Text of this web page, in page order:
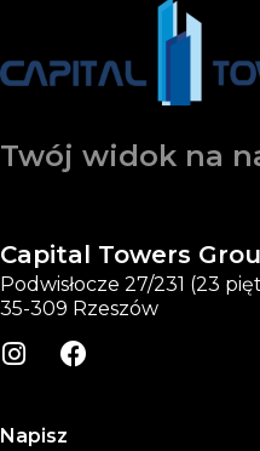
Twój widok na
Capital Towers
Podwisłocze 27/231 (23
35-309 Rzeszów
Napisz